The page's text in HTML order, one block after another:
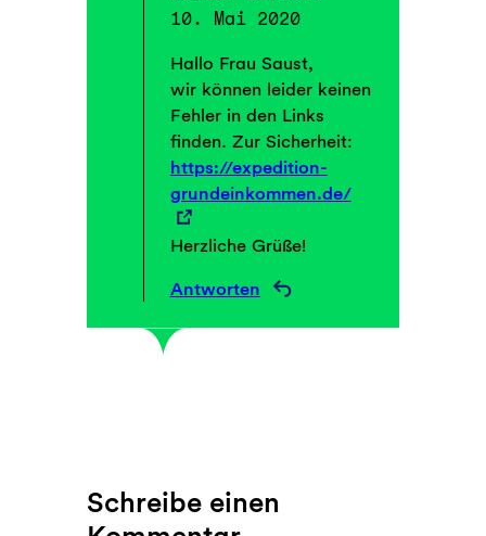
10. Mai 2020
Hallo Frau Saust,
wir können leider keinen
Fehler in den Links
finden. Zur Sicherheit:
https://expedition-
grundeinkommen.de/
Herzliche Grüße!
Antworten
Schreibe einen